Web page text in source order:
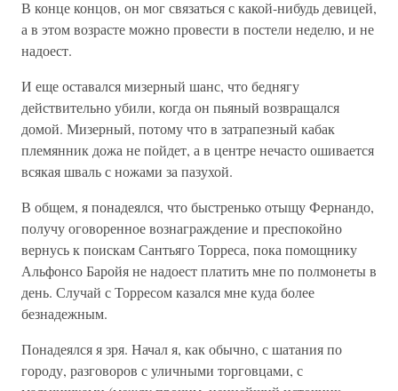
В конце концов, он мог связаться с какой-нибудь девицей,
а в этом возрасте можно провести в постели неделю, и не
надоест.
И еще оставался мизерный шанс, что беднягу
действительно убили, когда он пьяный возвращался
домой. Мизерный, потому что в затрапезный кабак
племянник дожа не пойдет, а в центре нечасто ошивается
всякая шваль с ножами за пазухой.
В общем, я понадеялся, что быстренько отыщу Фернандо,
получу оговоренное вознаграждение и преспокойно
вернусь к поискам Сантьяго Торреса, пока помощнику
Альфонсо Баройя не надоест платить мне по полмонеты в
день. Случай с Торресом казался мне куда более
безнадежным.
Понадеялся я зря. Начал я, как обычно, с шатания по
городу, разговоров с уличными торговцами, с